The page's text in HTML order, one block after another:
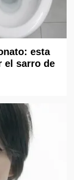
esta
el sarro de